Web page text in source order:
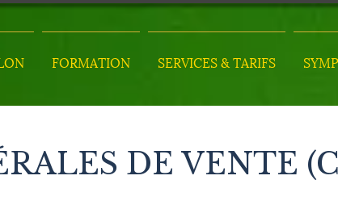
FORMATION SERVICES & TARIFS
DE VENTE